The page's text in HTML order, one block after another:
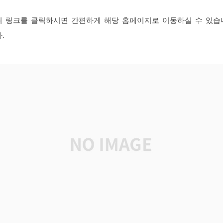
링크를 클릭하시면 간편하게 해당 홈페이지로 이동하실 수 있습
.